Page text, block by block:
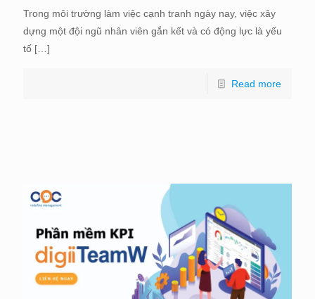
Trong môi trường làm việc cạnh tranh ngày nay, việc xây
dựng một đội ngũ nhân viên gắn kết và có động lực là yếu
tố […]
Read more